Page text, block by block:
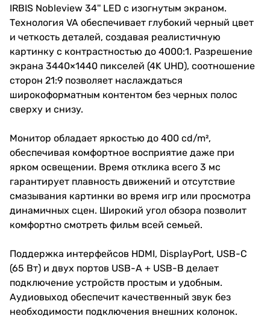
IRBIS Nobleview 34'' LED с изогнутым экраном.
Технология VA обеспечивает глубокий черный цвет
и четкость деталей, создавая реалистичную
картинку с контрастностью до 4000:1. Разрешение
экрана 3440×1440 пикселей (4K UHD), соотношение
сторон 21:9 позволяет наслаждаться
широкоформатным контентом без черных полос
сверху и снизу.
Монитор обладает яркостью до 400 cd/m²,
обеспечивая комфортное восприятие даже при
ярком освещении. Время отклика всего 3 мс
гарантирует плавность движений и отсутствие
смазывания картинки во время игр или просмотра
динамичных сцен. Широкий угол обзора позволит
комфортно смотреть фильм всей семьей.
Поддержка интерфейсов HDMI, DisplayPort, USB-C
(65 Вт) и двух портов USB-A + USB-B делает
подключение устройств простым и удобным.
Аудиовыход обеспечит качественный звук без
необходимости подключения внешних колонок.